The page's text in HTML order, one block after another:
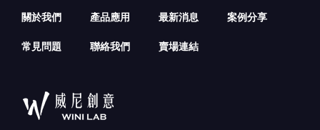
關於我們 產品應用 最新消息 案例分享
常見問題 聯絡我們 賣場連結